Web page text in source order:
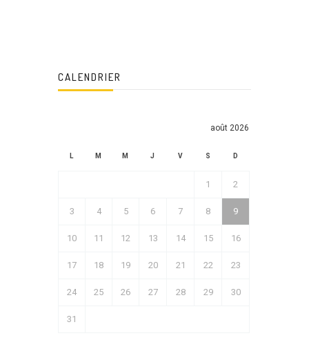
CALENDRIER
août 2026
L M M J V S D
1 2
3 4 5 6 7 8 9
10 11 12 13 14 15 16
17 18 19 20 21 22 23
24 25 26 27 28 29 30
31